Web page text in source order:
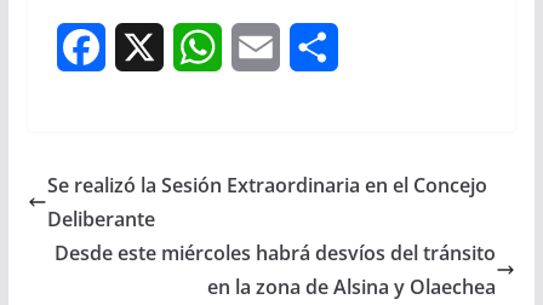
e
W
t
s
A
i
l
r
Se realizó la Sesión Extraordinaria en el Concejo
Deliberante
Desde este miércoles habrá desvíos del tránsito
en la zona de Alsina y Olaechea